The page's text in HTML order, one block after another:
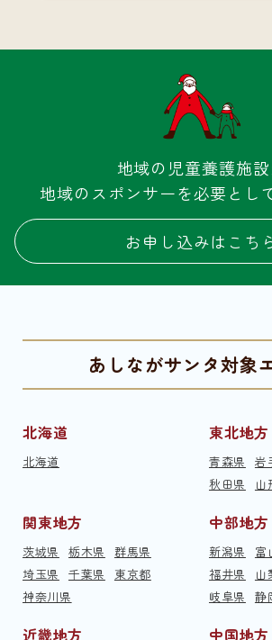
地域の児童養護施
地域のスポンサーを必要とし
お申し込みはこち
あしながサンタ対象
北海道
北海道
東北地方
青森県 岩
秋田県
山
関東地方
茨城県 栃木県
群馬県
埼玉県
千葉県
東京都
神奈川県
中部地方
新潟県 富
福井県
山
岐阜県
静
近畿地方 中国地方